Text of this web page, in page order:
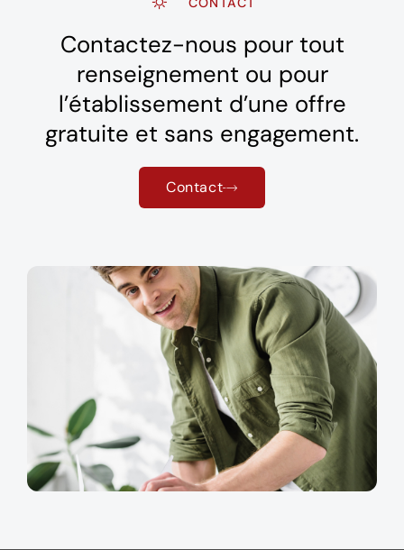
Contactez-nous pour tout
renseignement ou pour
l’établissement d’une offre
gratuite et sans engagement.
Contact